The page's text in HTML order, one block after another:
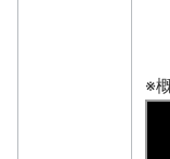
※